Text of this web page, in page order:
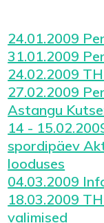
24.01.2009
31.01.2009
24.02.2009
27.02.2009
Astangu
14 -
spordipäev
looduses
04.03.2009
18.03.2009
valimised